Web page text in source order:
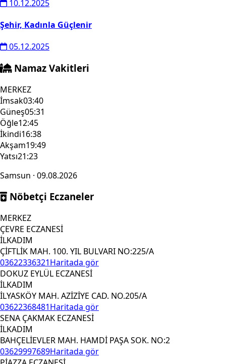
10.12.2025
Şehir, Kadınla Güçlenir
05.12.2025
Namaz Vakitleri
MERKEZ
İmsak03:40
Güneş05:31
Öğle12:45
İkindi16:38
Akşam19:49
Yatsı21:23
Samsun · 09.08.2026
Nöbetçi Eczaneler
MERKEZ
ÇEVRE ECZANESİ
İLKADIM
ÇİFTLİK MAH. 100. YIL BULVARI NO:225/A
03622336321Haritada gör
DOKUZ EYLÜL ECZANESİ
İLKADIM
İLYASKÖY MAH. AZİZİYE CAD. NO.205/A
03622368481Haritada gör
SENA ÇAKMAK ECZANESİ
İLKADIM
BAHÇELİEVLER MAH. HAMDİ PAŞA SOK. NO:2
03629997689Haritada gör